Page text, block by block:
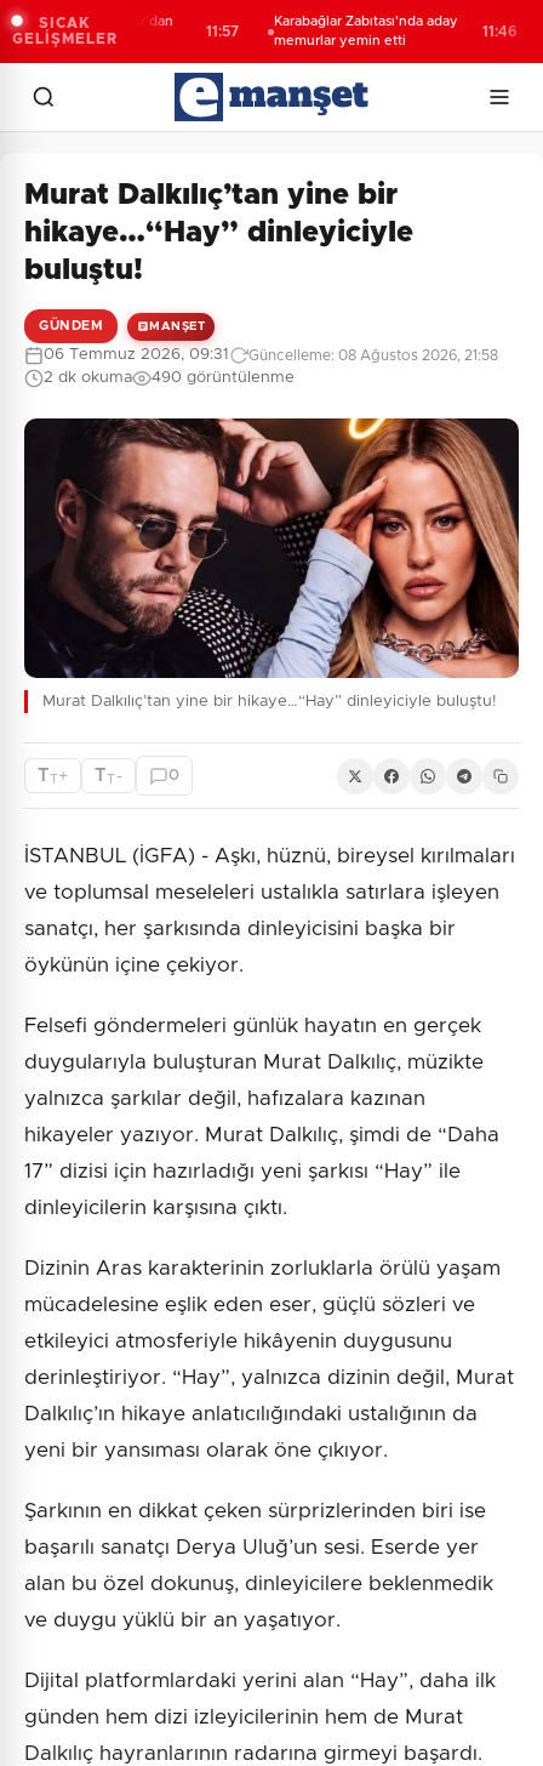
SICAK
GELİŞMELER
7000 Boğazlar'dan
geçti
11:57
Karabağlar Zabıtası'nda aday
memurlar yemin etti
11:46
Murat Dalkılıç’tan yine bir
hikaye…“Hay” dinleyiciyle
buluştu!
GÜNDEM MANŞET
06 Temmuz 2026, 09:31 Güncelleme: 08 Ağustos 2026, 21:58
2 dk okuma 490 görüntülenme
Murat Dalkılıç’tan yine bir hikaye…“Hay” dinleyiciyle buluştu!
TT+ TT - 0
İSTANBUL (İGFA) - Aşkı, hüznü, bireysel kırılmaları
ve toplumsal meseleleri ustalıkla satırlara işleyen
sanatçı, her şarkısında dinleyicisini başka bir
öykünün içine çekiyor.
Felsefi göndermeleri günlük hayatın en gerçek
duygularıyla buluşturan Murat Dalkılıç, müzikte
yalnızca şarkılar değil, hafızalara kazınan
hikayeler yazıyor. Murat Dalkılıç, şimdi de “Daha
17” dizisi için hazırladığı yeni şarkısı “Hay” ile
dinleyicilerin karşısına çıktı.
Dizinin Aras karakterinin zorluklarla örülü yaşam
mücadelesine eşlik eden eser, güçlü sözleri ve
etkileyici atmosferiyle hikâyenin duygusunu
derinleştiriyor. “Hay”, yalnızca dizinin değil, Murat
Dalkılıç’ın hikaye anlatıcılığındaki ustalığının da
yeni bir yansıması olarak öne çıkıyor.
Şarkının en dikkat çeken sürprizlerinden biri ise
başarılı sanatçı Derya Uluğ’un sesi. Eserde yer
alan bu özel dokunuş, dinleyicilere beklenmedik
ve duygu yüklü bir an yaşatıyor.
Dijital platformlardaki yerini alan “Hay”, daha ilk
günden hem dizi izleyicilerinin hem de Murat
Dalkılıç hayranlarının radarına girmeyi başardı.